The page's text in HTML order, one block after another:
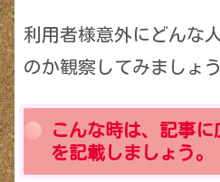
利用者様意外にどんな
のか観察してみましょう
こんな時は、記事
を記載しましょう。